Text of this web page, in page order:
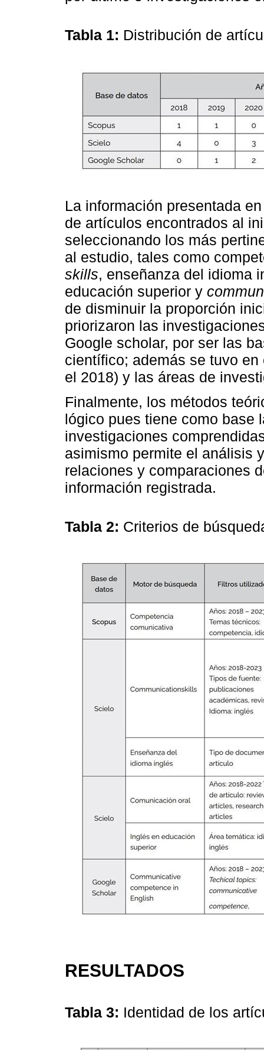
Tabla 1: Distribución de
La información presentada
de artículos encontrados al
seleccionando los más
al estudio, tales como
skills, enseñanza del idioma
educación superior y
de disminuir la proporción
priorizaron las
Google scholar, por ser las
científico; además se tuvo
el 2018) y las áreas de
Finalmente, los métodos
lógico pues tiene como base
investigaciones
asimismo permite el análisis
relaciones y comparaciones
información registrada.
Tabla 2: Criterios de
RESULTADOS
Tabla 3: Identidad de los